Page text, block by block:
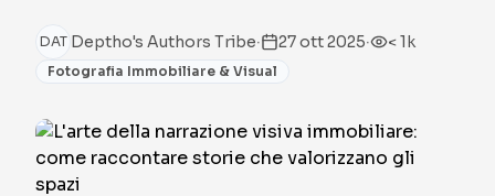
DAT Deptho's Authors Tribe· 27 ott 2025· < 1k
Fotografia Immobiliare & Visual